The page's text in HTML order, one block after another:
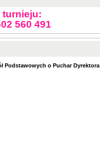
turnieju:
560 491
Podstawowych o Puchar Dyrektora